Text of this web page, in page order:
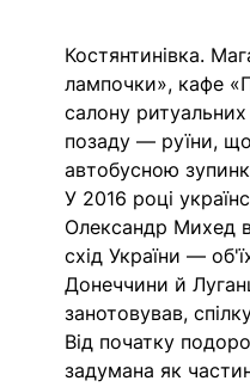
Костянтинівка.
лампочки», кафе
салону
позаду — руїни,
автобусною
У 2016 році
Олександр Михед
схід України —
Донеччини й
занотовував,
Від початку
задумана як